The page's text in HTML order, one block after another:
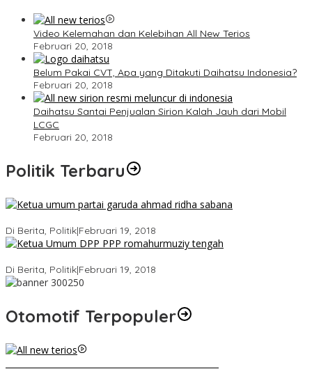
Video Kelemahan dan Kelebihan All New Terios
Februari 20, 2018
Belum Pakai CVT, Apa yang Ditakuti Daihatsu Indonesia?
Februari 20, 2018
Daihatsu Santai Penjualan Sirion Kalah Jauh dari Mobil
LCGC
Februari 20, 2018
Politik Terbaru
Di Berita, Politik|Februari 19, 2018
Di Berita, Politik|Februari 19, 2018
Otomotif Terpopuler